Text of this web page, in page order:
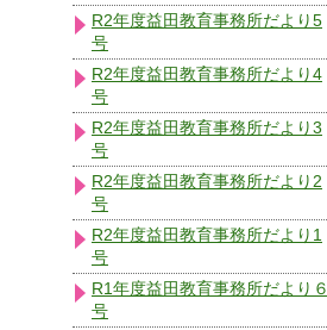
R2年度益田教育事務所だより5
号
R2年度益田教育事務所だより4
号
R2年度益田教育事務所だより3
号
R2年度益田教育事務所だより2
号
R2年度益田教育事務所だより1
号
R1年度益田教育事務所だより６
号